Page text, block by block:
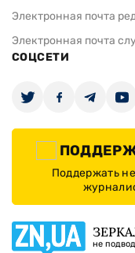
Электронная почта
Электронная почта
СОЦСЕТИ
Поддержать
не